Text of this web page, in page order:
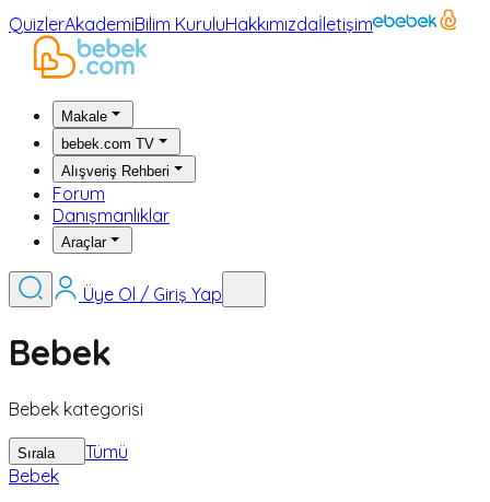
QuizlerAkademiBilim KuruluHakkımızdaİletişim
Makale
bebek.com TV
Alışveriş Rehberi
Forum
Danışmanlıklar
Araçlar
Üye Ol / Giriş Yap
Bebek
Bebek kategorisi
Sırala
Tümü
Bebek